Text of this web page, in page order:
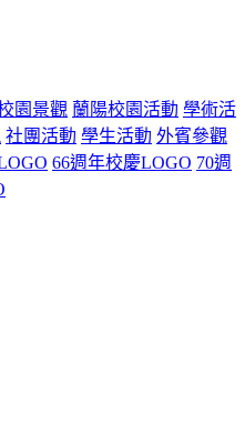
園景觀 蘭陽校園活動 學術活
社團活動 學生活動 外賓參觀
66週年校慶LOGO 70週